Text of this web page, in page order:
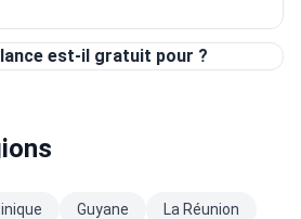
est-il gratuit pour ?
Guyane
La Réunion